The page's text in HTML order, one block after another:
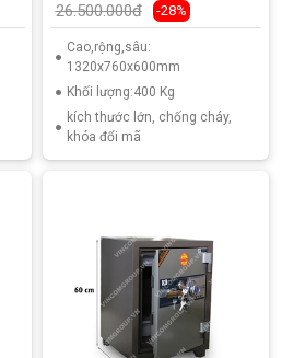
26.500.000đ -28%
Cao,rộng,sâu:
1320x760x600mm
Khối lượng:400 Kg
kích thước lớn, chống cháy,
khóa đổi mã